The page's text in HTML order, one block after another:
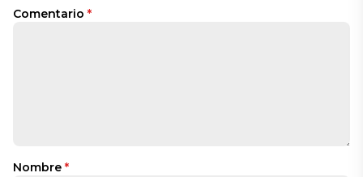
Comentario *
Nombre *